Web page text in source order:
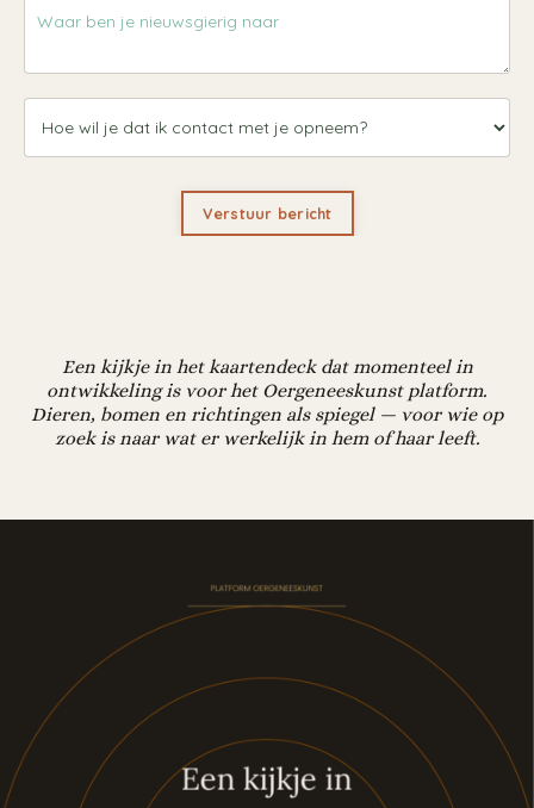
Verstuur bericht
Een kijkje in het kaartendeck dat momenteel in
ontwikkeling is voor het Oergeneeskunst platform.
Dieren, bomen en richtingen als spiegel — voor wie op
zoek is naar wat er werkelijk in hem of haar leeft.